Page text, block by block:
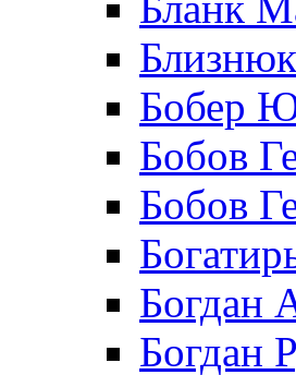
Бобер
Бобов
Бобов
Богдан
Богдан